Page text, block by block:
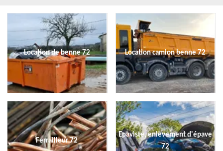
Location de benne 72 Location camion benne 72
Ferrailleur 72
Epaviste, enlevement d'épave
72